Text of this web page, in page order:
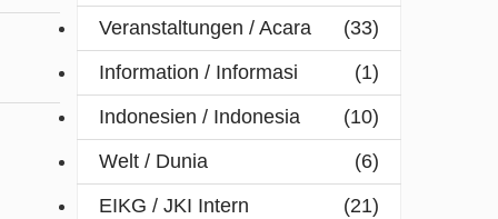
Veranstaltungen / Acara
(33)
Information / Informasi
(1)
Indonesien / Indonesia
(10)
Welt / Dunia
(6)
EIKG / JKI Intern
(21)